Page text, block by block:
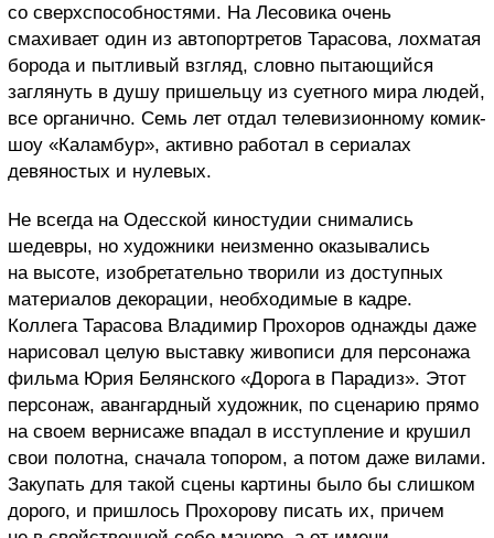
со сверхспособностями. На Лесовика очень
смахивает один из автопортретов Тарасова, лохматая
борода и пытливый взгляд, словно пытающийся
заглянуть в душу пришельцу из суетного мира людей,
все органично. Семь лет отдал телевизионному комик-
шоу «Каламбур», активно работал в сериалах
девяностых и нулевых.
Не всегда на Одесской киностудии снимались
шедевры, но художники неизменно оказывались
на высоте, изобретательно творили из доступных
материалов декорации, необходимые в кадре.
Коллега Тарасова Владимир Прохоров однажды даже
нарисовал целую выставку живописи для персонажа
фильма Юрия Белянского «Дорога в Парадиз». Этот
персонаж, авангардный художник, по сценарию прямо
на своем вернисаже впадал в исступление и крушил
свои полотна, сначала топором, а потом даже вилами.
Закупать для такой сцены картины было бы слишком
дорого, и пришлось Прохорову писать их, причем